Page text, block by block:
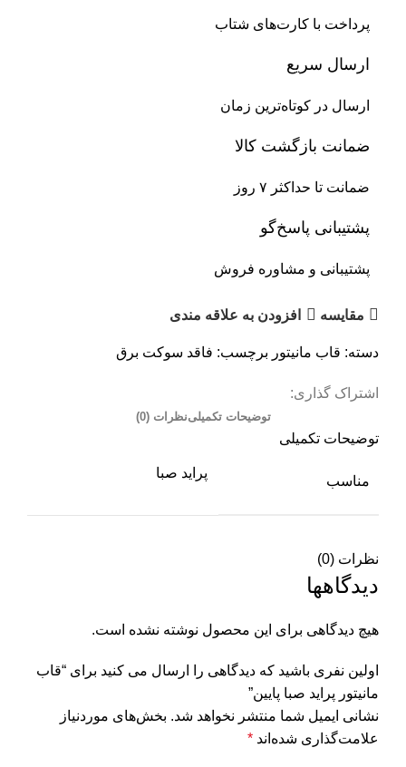
پرداخت با کارت‌های شتاب
ارسال سریع
ارسال در کوتاه‌ترین زمان
ضمانت بازگشت کالا
ضمانت تا حداکثر ۷ روز
پشتیبانی پاسخ‌گو
پشتیبانی و مشاوره فروش
مقایسه افزودن به علاقه مندی
دسته: قاب مانیتور برچسب: فاقد سوکت برق
اشتراک گذاری:
توضیحات تکمیلینظرات (0)
توضیحات تکمیلی
مناسب
پراید صبا
نظرات (0)
دیدگاهها
هیچ دیدگاهی برای این محصول نوشته نشده است.
اولین نفری باشید که دیدگاهی را ارسال می کنید برای “قاب
مانیتور پراید صبا پایین”
نشانی ایمیل شما منتشر نخواهد شد. بخش‌های موردنیاز
علامت‌گذاری شده‌اند *